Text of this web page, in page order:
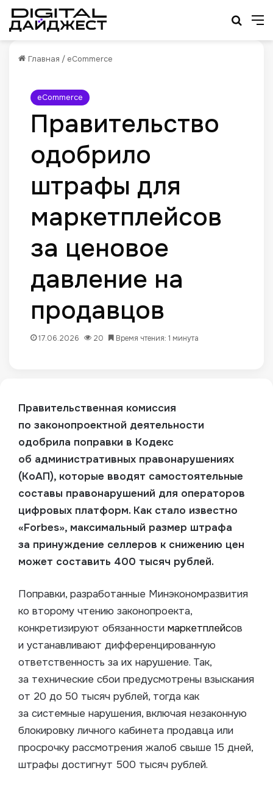
Главная / eCommerce
eCommerce
Правительство
одобрило
штрафы для
маркетплейсов
за ценовое
давление на
продавцов
17.06.2026 20 Время чтения: 1 минута
Правительственная комиссия
по законопроектной деятельности
одобрила поправки в Кодекс
об административных правонарушениях
(КоАП), которые вводят самостоятельные
составы правонарушений для операторов
цифровых платформ. Как стало известно
«Forbes», максимальный размер штрафа
за принуждение селлеров к снижению цен
может составить 400 тысяч рублей.
Поправки, разработанные Минэкономразвития
ко второму чтению законопроекта,
конкретизируют обязанности маркетплейсов
и устанавливают дифференцированную
ответственность за их нарушение. Так,
за технические сбои предусмотрены взыскания
от 20 до 50 тысяч рублей, тогда как
за системные нарушения, включая незаконную
блокировку личного кабинета продавца или
просрочку рассмотрения жалоб свыше 15 дней,
штрафы достигнут 500 тысяч рублей.